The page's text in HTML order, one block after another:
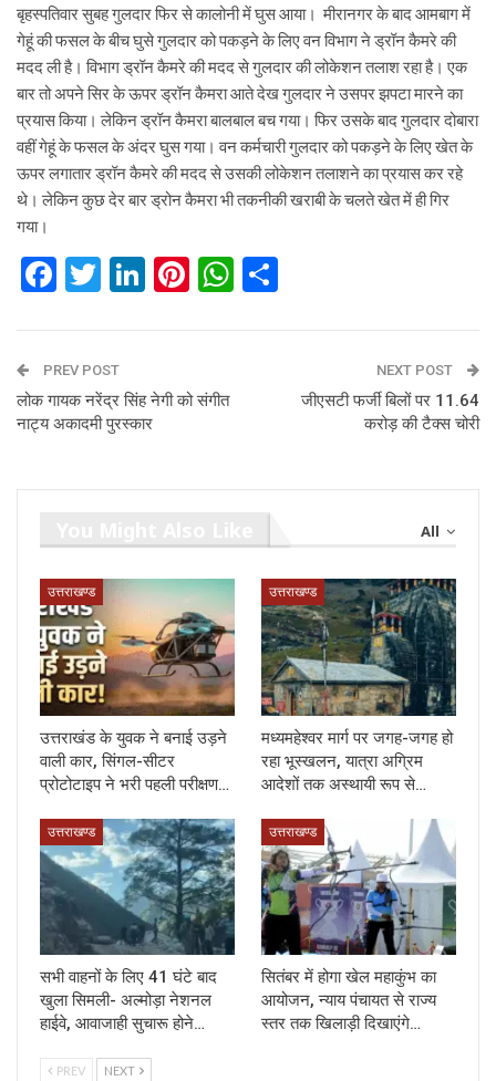
बृहस्पतिवार सुबह गुलदार फिर से कालोनी में घुस आया।मीरानगर के बाद आमबाग में
गेहूं की फसल के बीच घुसे गुलदार को पकड़ने के लिए वन विभाग ने ड्रॉन कैमरे की
मदद ली है। विभाग ड्रॉन कैमरे की मदद से गुलदार की लोकेशन तलाश रहा है। एक
बार तो अपने सिर के ऊपर ड्रॉन कैमरा आते देख गुलदार ने उसपर झपटा मारने का
प्रयास किया। लेकिन ड्रॉन कैमरा बालबाल बच गया। फिर उसके बाद गुलदार दोबारा
वहीं गेहूं के फसल के अंदर घुस गया। वन कर्मचारी गुलदार को पकड़ने के लिए खेत के
ऊपर लगातार ड्रॉन कैमरे की मदद से उसकी लोकेशन तलाशने का प्रयास कर रहे
थे। लेकिन कुछ देर बार ड्रोन कैमरा भी तकनीकी खराबी के चलते खेत में ही गिर
गया।
Facebook
Twitter
LinkedIn
Pinterest
WhatsApp
PREV POST
लोक गायक नरेंद्र सिंह नेगी को संगीत
नाट्य अकादमी पुरस्कार
NEXT POST
जीएसटी फर्जी बिलों पर 11.64
करोड़ की टैक्स चोरी
All
उत्तराखण्ड
उत्तराखंड के युवक ने बनाई उड़ने
वाली कार, सिंगल-सीटर
प्रोटोटाइप ने भरी पहली परीक्षण…
उत्तराखण्ड
मध्यमहेश्वर मार्ग पर जगह-जगह हो
रहा भूस्खलन, यात्रा अग्रिम
आदेशों तक अस्थायी रूप से…
उत्तराखण्ड
सभी वाहनों के लिए 41 घंटे बाद
खुला सिमली- अल्मोड़ा नेशनल
हाईवे, आवाजाही सुचारू होने…
उत्तराखण्ड
सितंबर में होगा खेल महाकुंभ का
आयोजन, न्याय पंचायत से राज्य
स्तर तक खिलाड़ी दिखाएंगे…
PREV NEXT